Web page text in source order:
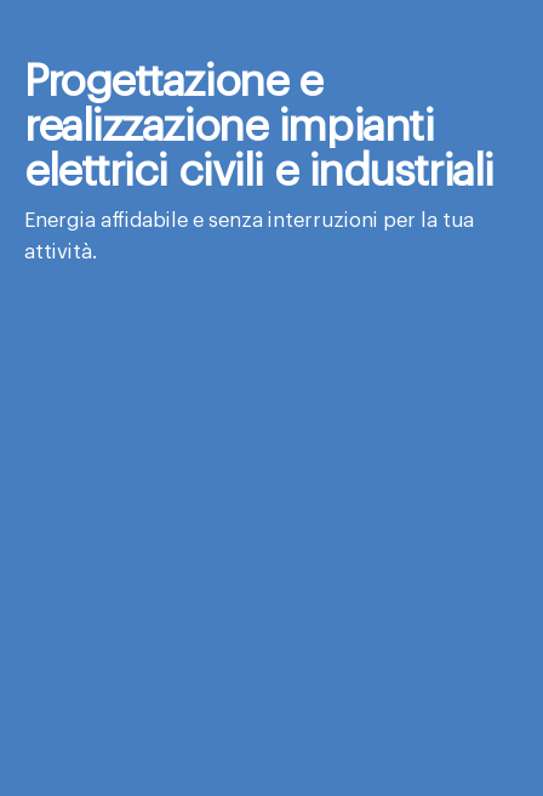
Progettazione e
realizzazione impianti
elettrici civili e industriali
Energia affidabile e senza interruzioni per la tua
attività.